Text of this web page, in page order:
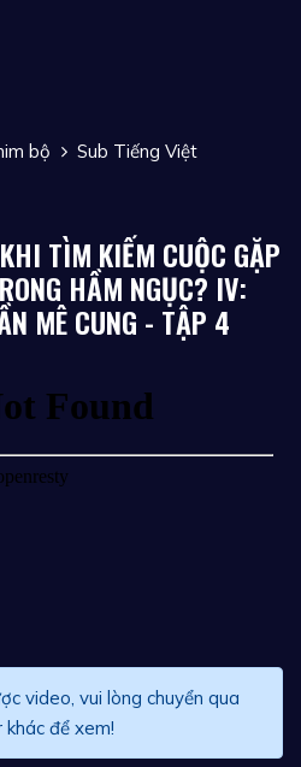
bộ Sub Tiếng Việt
TÌM KIẾM CUỘC GẶP
HẦM NGỤC? IV:
MÊ CUNG - TẬP 4
video, vui lòng chuyển qua
khác để xem!